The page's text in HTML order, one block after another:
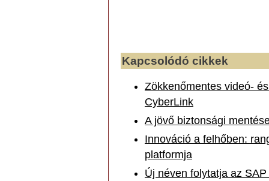
Kapcsolódó cikkek
Zökkenőmentes videó-
CyberLink
A jövő biztonsági
Innováció a felhőben:
platformja
Új néven folytatja az